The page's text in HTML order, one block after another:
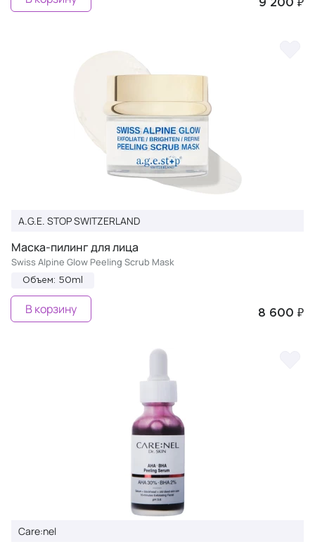
9 200 ₽
A.G.E. STOP SWITZERLAND
Маска-пилинг для лица
Swiss Alpine Glow Peeling Scrub Mask
Объем: 50ml
8 600 ₽
В корзину
Care:nel